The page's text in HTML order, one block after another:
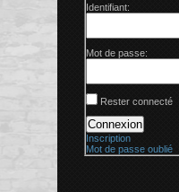
Identifiant:
Mot de passe:
Rester connecté
Connexion
Inscription
Mot de passe oublié